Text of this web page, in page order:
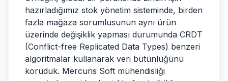
hazırladığımız stok yönetim sisteminde, birden
fazla mağaza sorumlusunun aynı ürün
üzerinde değişiklik yapması durumunda CRDT
(Conflict-free Replicated Data Types) benzeri
algoritmalar kullanarak veri bütünlüğünü
koruduk. Mercuris Soft mühendisliği